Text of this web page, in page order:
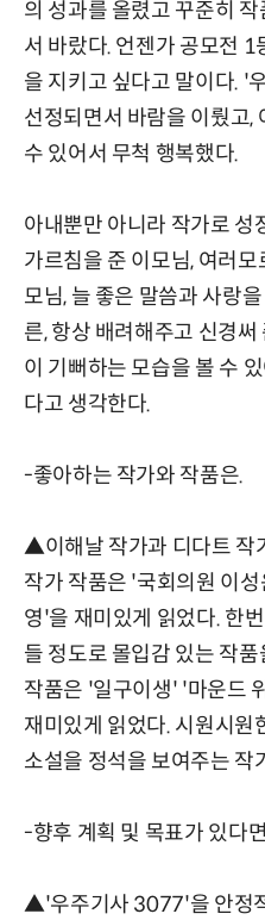
의 성과를 올렸고 꾸준히
서 바랐다. 언젠가 공모전
을 지키고 싶다고 말이다. '
선정되면서 바람을 이뤘고,
수 있어서 무척 행복했다.
아내뿐만 아니라 작가로 성
가르침을 준 이모님, 여러
모님, 늘 좋은 말씀과 사랑
른, 항상 배려해주고 신경
이 기뻐하는 모습을 볼 수
다고 생각한다.
-좋아하는 작가와 작품은.
▲이해날 작가과 디다트 작
작가 작품은 '국회의원 이
영'을 재미있게 읽었다. 한
들 정도로 몰입감 있는 작
작품은 '일구이생' '마운드
재미있게 읽었다. 시원시원
소설을 정석을 보여주는 작
-향후 계획 및 목표가 있다
▲'우주기사 3077'을 안정